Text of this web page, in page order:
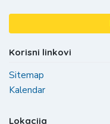
Korisni linkovi
Sitemap
Kalendar
Lokacija